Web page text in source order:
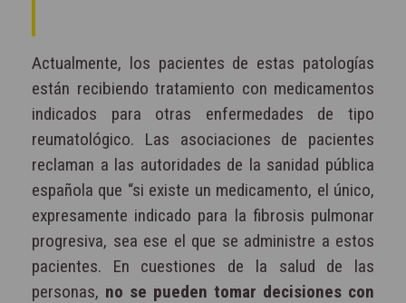
Actualmente, los pacientes de estas patologías
están recibiendo tratamiento con medicamentos
indicados para otras enfermedades de tipo
reumatológico. Las asociaciones de pacientes
reclaman a las autoridades de la sanidad pública
española que “si existe un medicamento, el único,
expresamente indicado para la fibrosis pulmonar
progresiva, sea ese el que se administre a estos
pacientes. En cuestiones de la salud de las
personas, no se pueden tomar decisiones con